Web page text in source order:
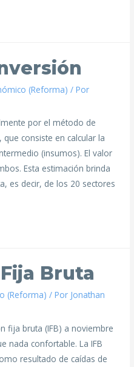
(Reforma) / Por
por el método de
consiste en calcular la
(insumos). El valor
Esta estimación brinda
es decir, de los 20 sectores
Bruta
(Reforma) / Por Jonathan
fija bruta (IFB) a noviembre
nada confortable. La IFB
resultado de caídas de